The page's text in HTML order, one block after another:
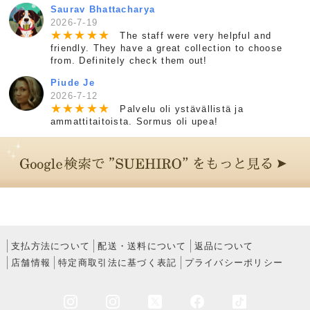
Saurav Bhattacharya
2026-7-19
★★★ ★★
The staff were very helpful and
friendly. They have a great collection to choose
from. Definitely check them out!
Piude Je
2026-7-12
★★★ ★★
Palvelu oli ystävällistä ja
ammattitaitoista. Sormus oli upea!
支払方法について 配送・送料について
返品について
店舗情報
特定商取引法に基づく表記 プライバシーポリシー